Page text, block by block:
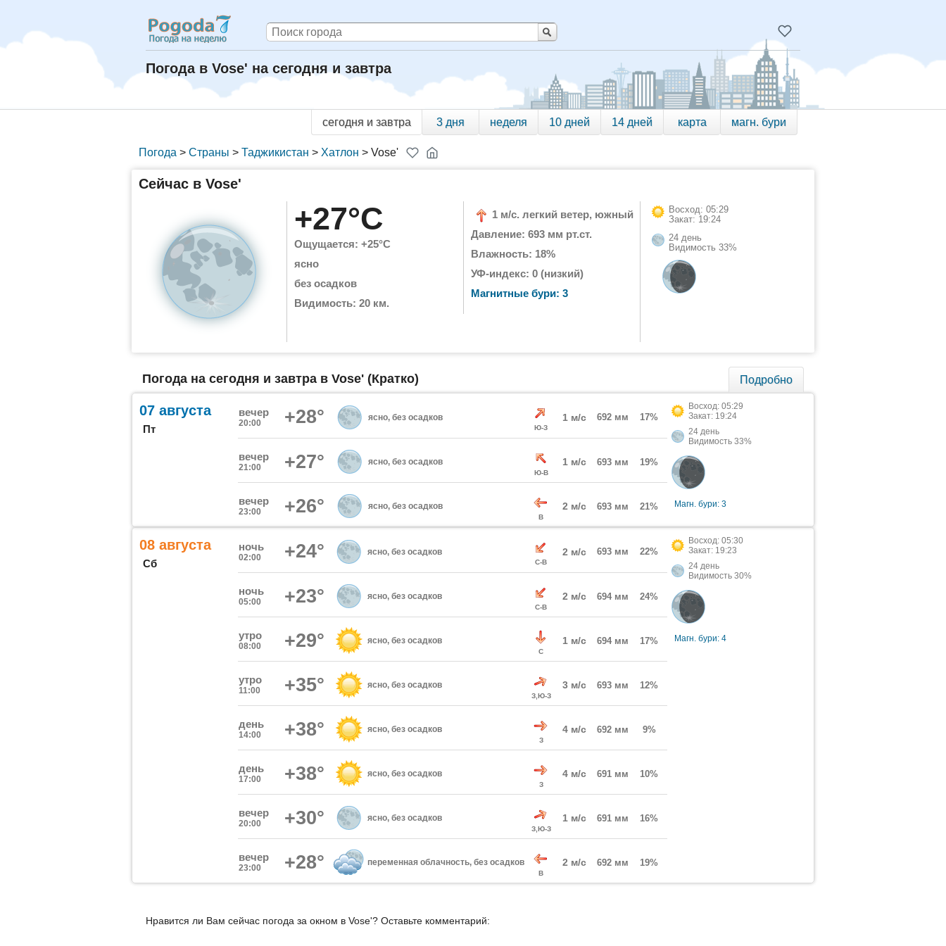
Погода в Vose' на сегодня и завтра
сегодня и завтра 3 дня неделя 10 дней 14 дней карта магн. бури
Погода > Страны > Таджикистан > Хатлон > Vose'
Сейчас в Vose'
+27°C
Ощущается: +25°C
ясно
без осадков
Видимость: 20 км.
1 м/с. легкий ветер, южный
Давление: 693 мм рт.ст.
Влажность: 18%
УФ-индекс: 0 (низкий)
Магнитные бури: 3
Восход: 05:29
Закат: 19:24
24 день
Видимость 33%
Погода на сегодня и завтра в Vose' (Кратко) Подробно
07 августа
Пт
вечер
20:00 +28° ясно, без осадков
Ю-З
1 м/с 692 мм 17%
вечер
21:00 +27° ясно, без осадков
Ю-В
1 м/с 693 мм 19%
вечер
23:00 +26° ясно, без осадков
В
2 м/с 693 мм 21%
Восход: 05:29
Закат: 19:24
24 день
Видимость 33%
Магн. бури: 3
08 августа
Сб
ночь
02:00 +24° ясно, без осадков
С-В
2 м/с 693 мм 22%
ночь
05:00 +23° ясно, без осадков
С-В
2 м/с 694 мм 24%
утро
08:00 +29° ясно, без осадков
С
1 м/с 694 мм 17%
утро
11:00 +35° ясно, без осадков
З,Ю-З
3 м/с 693 мм 12%
день
14:00 +38° ясно, без осадков
З
4 м/с 692 мм 9%
день
17:00 +38° ясно, без осадков
З
4 м/с 691 мм 10%
вечер
20:00 +30° ясно, без осадков
З,Ю-З
1 м/с 691 мм 16%
вечер
23:00 +28° переменная облачность, без осадков
В
2 м/с 692 мм 19%
Восход: 05:30
Закат: 19:23
24 день
Видимость 30%
Магн. бури: 4
Нравится ли Вам сейчас погода за окном в Vose'? Оставьте комментарий: